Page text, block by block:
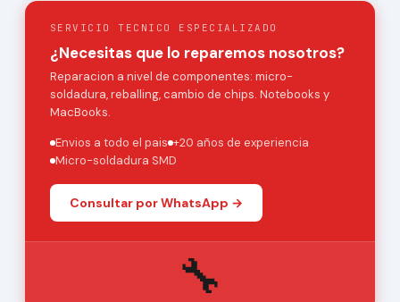
SERVICIO TECNICO ESPECIALIZADO
¿Necesitas que lo reparemos nosotros?
Reparacion a nivel de componentes: micro-
soldadura, reballing, cambio de chips. Notebooks y
MacBooks.
Envios a todo el pais +20 años de experiencia
Micro-soldadura SMD
Consultar por WhatsApp →
🔧